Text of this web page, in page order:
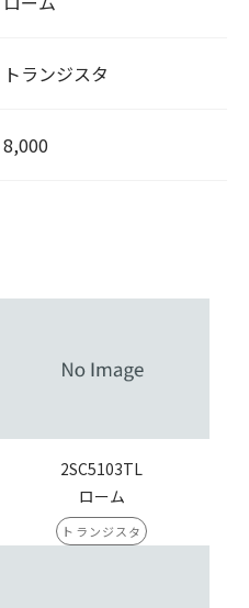
トランジスタ
8,000
2SC5103TL
ローム
トランジスタ